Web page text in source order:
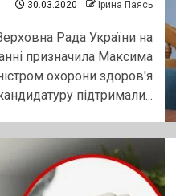
30.03.2020 Ірина Паясь
Рада України на
призначила Максима
охорони здоров'я
підтримали...